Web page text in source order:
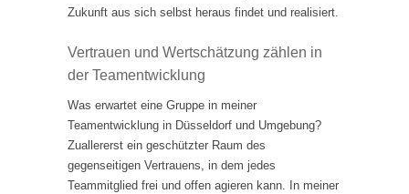
Zukunft aus sich selbst heraus findet und realisiert.
Vertrauen und Wertschätzung zählen in
der Teamentwicklung
Was erwartet eine Gruppe in meiner
Teamentwicklung in Düsseldorf und Umgebung?
Zuallererst ein geschützter Raum des
gegenseitigen Vertrauens, in dem jedes
Teammitglied frei und offen agieren kann. In meiner